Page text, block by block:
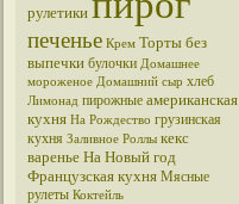
рулетики
печенье Крем Торты без
выпечки булочки Домашнее
мороженое Домашний сыр хлеб
Лимонад пирожные американская
кухня На Рождество грузинская
кухня Заливное Роллы кекс
варенье На Новый год
Французская кухня Мясные
рулеты Коктейль